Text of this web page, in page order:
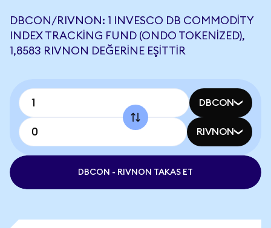
DBCON/RIVNON: 1 INVESCO DB COMMODITY
INDEX TRACKING FUND (ONDO TOKENIZED),
1,8583 RIVNON DEĞERINE EŞITTIR
DBCON
RIVNON
DBCON - RIVNON TAKAS ET